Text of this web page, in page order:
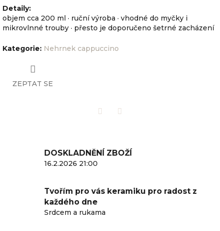
Detaily:
objem cca 200 ml · ruční výroba · vhodné do myčky i
mikrovlnné trouby · přesto je doporučeno šetrné zacházení
Kategorie: Nehrnek cappuccino
ZEPTAT SE
DOSKLADNĚNÍ ZBOŽÍ
16.2.2026 21:00
Tvořím pro vás keramiku pro radost z
každého dne
Srdcem a rukama